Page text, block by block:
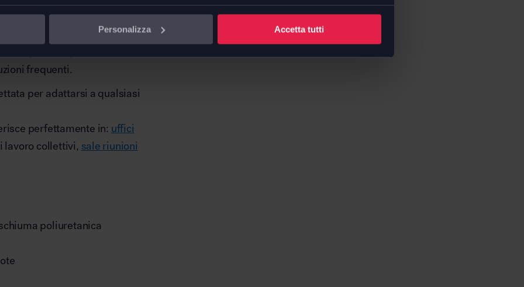
Personalizza Accetta tutti
dei materiali e la
contribuiscono ad una
pensato per durare nel
frequenti.
per adattarsi a qualsiasi
perfettamente in: uffici
lavoro collettivi, sale riunioni
poliuretanica